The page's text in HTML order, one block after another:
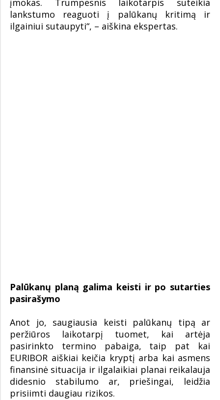
įmokas. Trumpesnis laikotarpis suteikia
lankstumo reaguoti į palūkanų kritimą ir
ilgainiui sutaupyti“, – aiškina ekspertas.
Palūkanų planą galima keisti ir po sutarties
pasirašymo
Anot jo, saugiausia keisti palūkanų tipą ar
peržiūros laikotarpį tuomet, kai artėja
pasirinkto termino pabaiga, taip pat kai
EURIBOR aiškiai keičia kryptį arba kai asmens
finansinė situacija ir ilgalaikiai planai reikalauja
didesnio stabilumo ar, priešingai, leidžia
prisiimti daugiau rizikos.